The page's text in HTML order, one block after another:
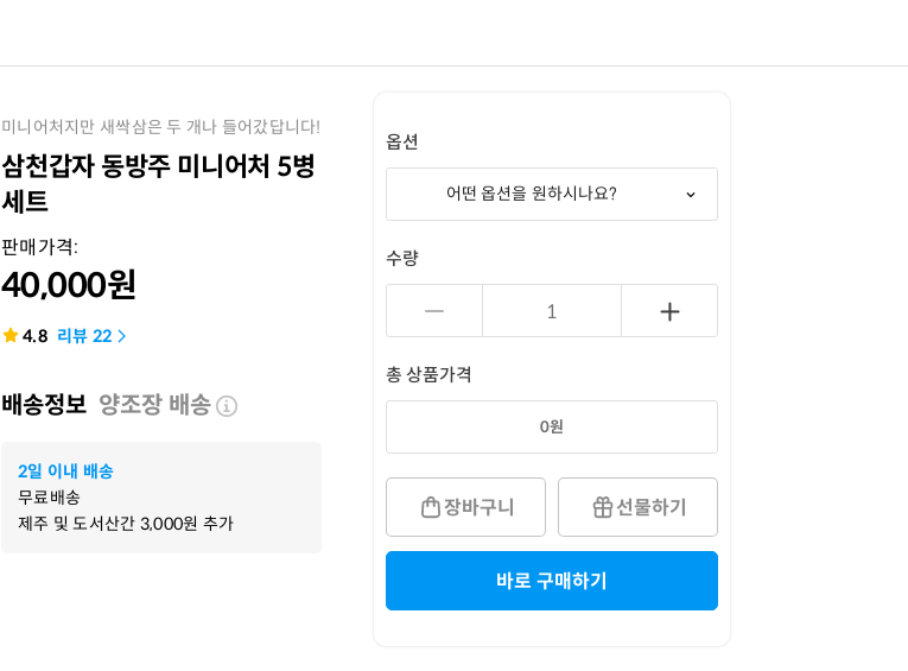
미니어처지만 새싹삼은 두 개나 들어갔답니다!
삼천갑자 동방주 미니어처 5병
세트
판매가격:
40,000원
4.8 리뷰 22
배송정보 양조장 배송
2일 이내 배송
무료배송
제주 및 도서산간 3,000원 추가
옵션
어떤 옵션을 원하시나요?
수량
총 상품가격
0원
장바구니 선물하기
바로 구매하기